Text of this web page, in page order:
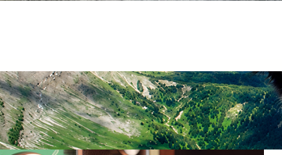
Os Animais Também Vão Para o
Espiritual?
18/05/2026